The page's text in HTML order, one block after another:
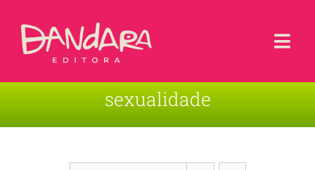
sexualidade